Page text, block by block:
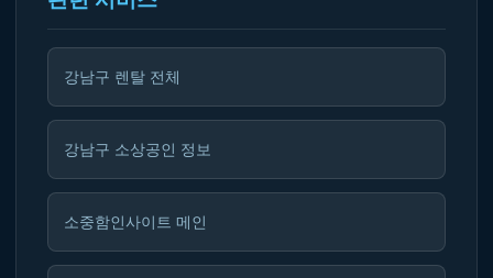
강남구 렌탈 전체
강남구 소상공인 정보
소중함인사이트 메인